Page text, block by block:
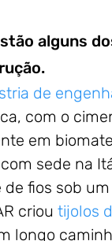
alguns
de
com o
em
sede na
de fios sob
criou tijolos
longo